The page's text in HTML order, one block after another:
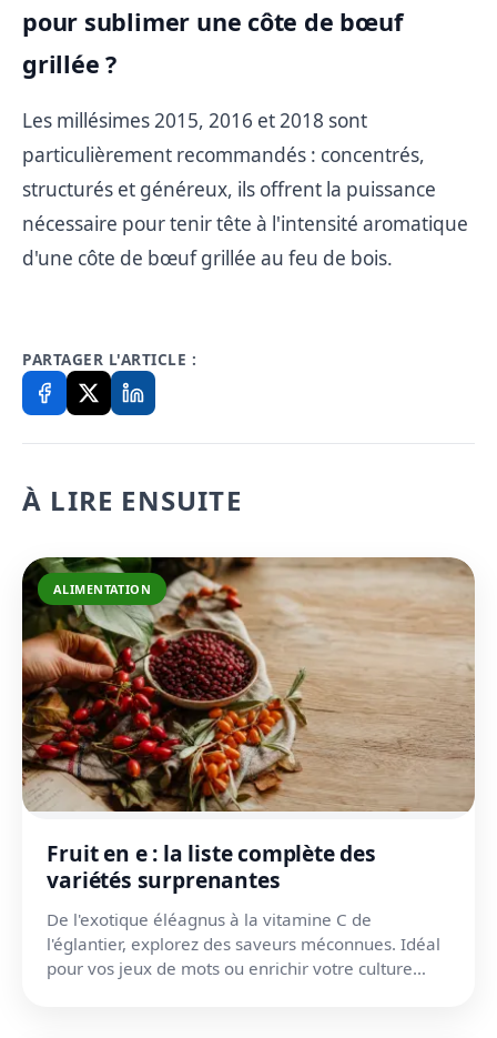
pour sublimer une côte de bœuf
grillée ?
Les millésimes 2015, 2016 et 2018 sont
particulièrement recommandés : concentrés,
structurés et généreux, ils offrent la puissance
nécessaire pour tenir tête à l'intensité aromatique
d'une côte de bœuf grillée au feu de bois.
PARTAGER L'ARTICLE :
À LIRE ENSUITE
ALIMENTATION
Fruit en e : la liste complète des
variétés surprenantes
De l'exotique éléagnus à la vitamine C de
l'églantier, explorez des saveurs méconnues. Idéal
pour vos jeux de mots ou enrichir votre culture